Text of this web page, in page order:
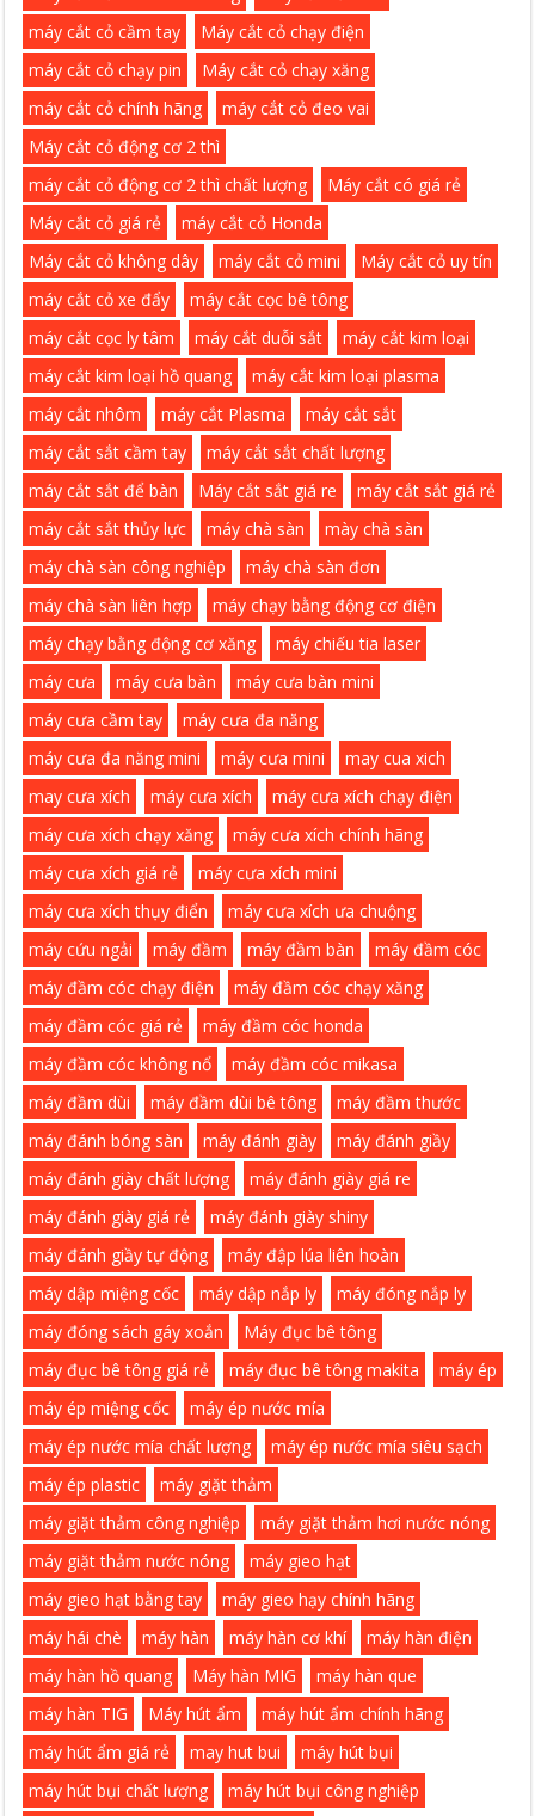
máy cắt cỏ cầm tay
Máy cắt cỏ chạy điện
máy cắt cỏ chạy pin
Máy cắt cỏ chạy xăng
máy cắt cỏ chính hãng
máy cắt cỏ đeo vai
Máy cắt cỏ động cơ 2 thì
máy cắt cỏ động cơ 2 thì chất lượng
Máy cắt có giá rẻ
Máy cắt cỏ giá rẻ
máy cắt cỏ Honda
Máy cắt cỏ không dây
máy cắt cỏ mini
Máy cắt cỏ uy tín
máy cắt cỏ xe đẩy
máy cắt cọc bê tông
máy cắt cọc ly tâm
máy cắt duỗi sắt
máy cắt kim loại
máy cắt kim loại hồ quang
máy cắt kim loại plasma
máy cắt nhôm
máy cắt Plasma
máy cắt sắt
máy cắt sắt cầm tay
máy cắt sắt chất lượng
máy cắt sắt để bàn
Máy cắt sắt giá re
máy cắt sắt giá rẻ
máy cắt sắt thủy lực
máy chà sàn
mày chà sàn
máy chà sàn công nghiệp
máy chà sàn đơn
máy chà sàn liên hợp
máy chạy bằng động cơ điện
máy chạy bằng động cơ xăng
máy chiếu tia laser
máy cưa
máy cưa bàn
máy cưa bàn mini
máy cưa cầm tay
máy cưa đa năng
máy cưa đa năng mini
máy cưa mini
may cua xich
may cưa xích
máy cưa xích
máy cưa xích chạy điện
máy cưa xích chạy xăng
máy cưa xích chính hãng
máy cưa xích giá rẻ
máy cưa xích mini
máy cưa xích thụy điển
máy cưa xích ưa chuộng
máy cứu ngải
máy đầm máy đầm bàn
máy đầm cóc
máy đầm cóc chạy điện
máy đầm cóc chạy xăng
máy đầm cóc giá rẻ
máy đầm cóc honda
máy đầm cóc không nổ
máy đầm cóc mikasa
máy đầm dùi
máy đầm dùi bê tông
máy đầm thước
máy đánh bóng sàn
máy đánh giày
máy đánh giầy
máy đánh giày chất lượng
máy đánh giày giá re
máy đánh giày giá rẻ
máy đánh giày shiny
máy đánh giầy tự động
máy đập lúa liên hoàn
máy dập miệng cốc
máy dập nắp ly
máy đóng nắp ly
máy đóng sách gáy xoắn
Máy đục bê tông
máy đục bê tông giá rẻ
máy đục bê tông makita
máy ép
máy ép miệng cốc
máy ép nước mía
máy ép nước mía chất lượng
máy ép nước mía siêu sạch
máy ép plastic
máy giặt thảm
máy giặt thảm công nghiệp
máy giặt thảm hơi nước nóng
máy giặt thảm nước nóng
máy gieo hạt
máy gieo hạt bằng tay
máy gieo hạy chính hãng
máy hái chè
máy hàn máy hàn cơ khí
máy hàn điện
máy hàn hồ quang
Máy hàn MIG
máy hàn que
máy hàn TIG
Máy hút ẩm
máy hút ẩm chính hãng
máy hút ẩm giá rẻ
may hut bui
máy hút bụi
máy hút bụi chất lượng
máy hút bụi công nghiệp